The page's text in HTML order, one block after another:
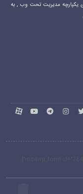
یکپارچه مدیریت تحت وب , به